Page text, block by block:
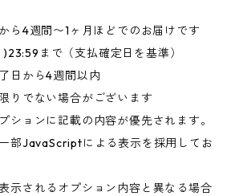
ら4週間〜1ヶ月ほどでのお届けです
まで（支払確定日を基準）
日から4週間以内
りでない場合がございます
ションに記載の内容が優先されます。
部JavaScriptによる表示を採用してお
示されるオプション内容と異なる場合